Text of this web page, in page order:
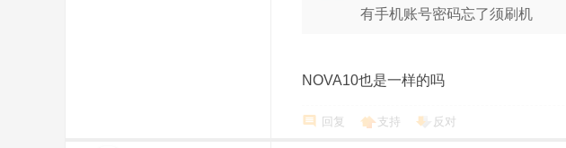
有手机账号密码忘了须刷机
NOVA10也是一样的吗
回复 支持 反对